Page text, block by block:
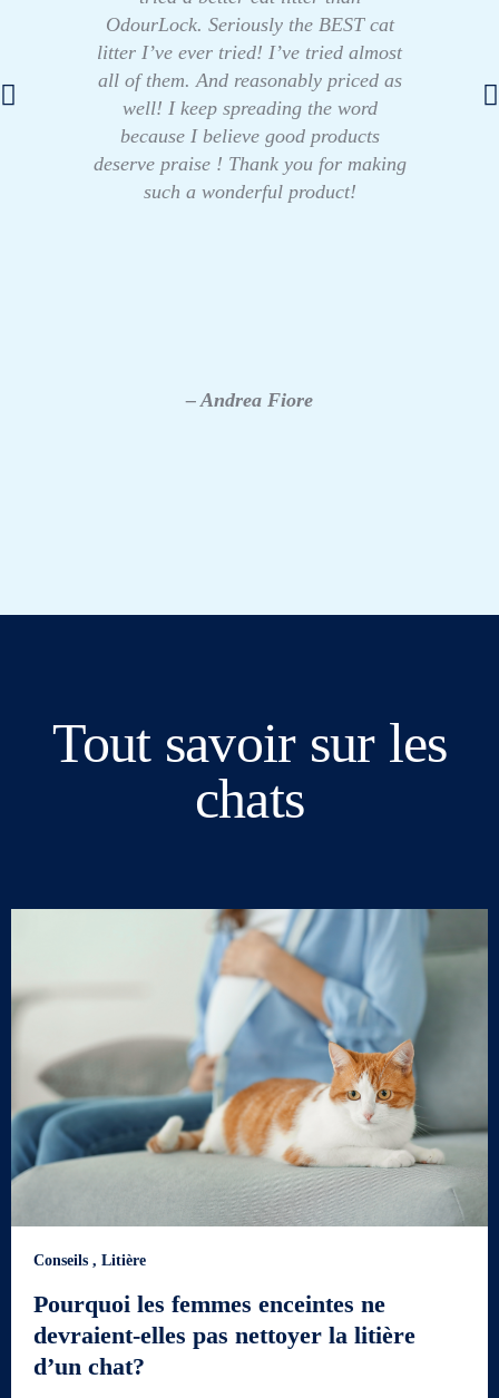
OdourLock. Seriously the BEST cat
litter I’ve ever tried! I’ve tried almost
all of them. And reasonably priced as
well! I keep spreading the word
because I believe good products
deserve praise ! Thank you for making
such a wonderful product!
– Andrea Fiore
Tout savoir sur les
chats
Conseils , Litière
Pourquoi les femmes enceintes ne
devraient-elles pas nettoyer la litière
d’un chat?